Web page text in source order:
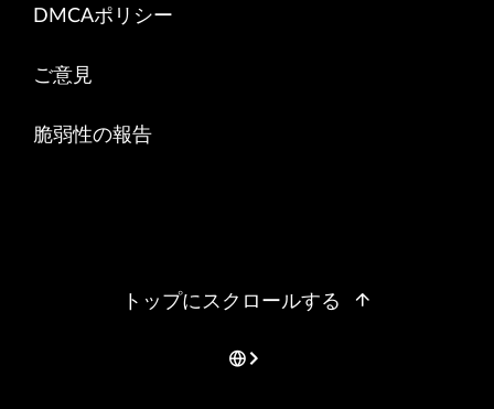
DMCAポリシー
ご意見
脆弱性の報告
トップにスクロールする